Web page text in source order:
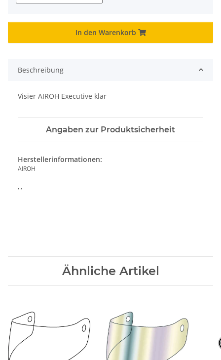
In den Warenkorb
Beschreibung
Visier AIROH Executive klar
Angaben zur Produktsicherheit
Herstellerinformationen:
AIROH
, ,
Ähnliche Artikel